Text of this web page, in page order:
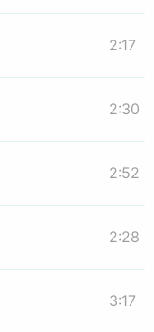
2:17
2:30
2:52
2:28
3:17